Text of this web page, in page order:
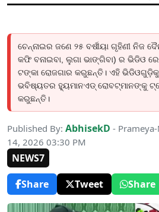
ଚେନ୍ନାଇର ଜଣେ ୨୫ ବର୍ଷୀୟା ଗୃହିଣୀ ନିଜ
କଫି ବନାଇବା, ଲୁଗା ଭାଙ୍ଗିବା) ର ଭିଡିଓ
ଟଙ୍କା ରୋଜଗାର କରୁଛନ୍ତି। ଏହି ଭିଡିଓଗୁଡ଼ିକୁ
ଭବିଷ୍ୟତର ହ୍ୟୁମାନଏଡ୍ ରୋବଟ୍‌ମାନଙ୍କୁ
କରୁଛନ୍ତି।
Published By: AbhisekD -
14, 2026 03:30 PM
NEWS7
Share
Tweet Share